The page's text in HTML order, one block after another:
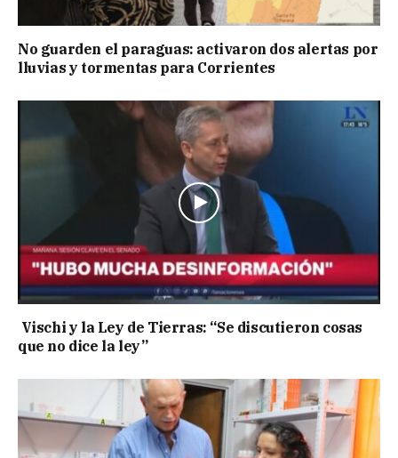
No guarden el paraguas: activaron dos alertas por
lluvias y tormentas para Corrientes
Vischi y la Ley de Tierras: “Se discutieron cosas
que no dice la ley”